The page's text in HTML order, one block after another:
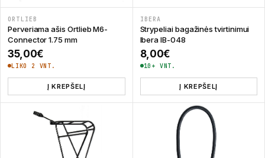
ORTLIEB
Perveriama ašis Ortlieb M6-
Connector 1.75 mm
35,00€
LIKO 2 VNT.
Į KREPŠELĮ
IBERA
Strypeliai bagažinės tvirtinimui
Ibera IB-048
8,00€
10+ VNT.
Į KREPŠELĮ